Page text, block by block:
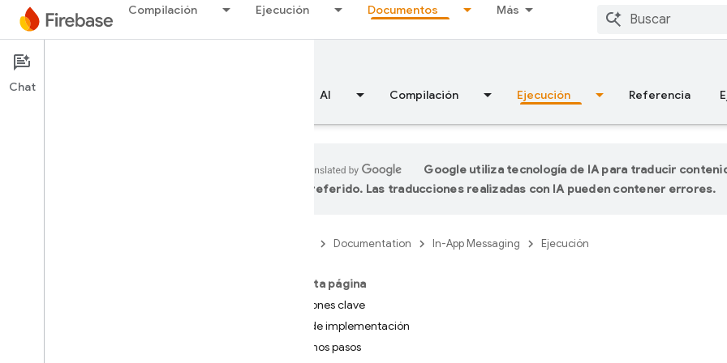
Compilación Ejecución Documentos Más
Documentation
Descripción general AI Compilación Ejecución Referencia
Google utiliza tecnología de IA para traducir
preferido. Las traducciones realizadas con IA pueden contener errores.
Documentation In-App Messaging Ejecución
En esta página
Funciones clave
Ruta de implementación
Próximos pasos
Chat